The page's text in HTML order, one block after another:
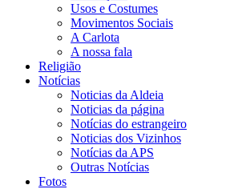
Usos e Costumes
Movimentos Sociais
A Carlota
A nossa fala
Religião
Notícias
Noticias da Aldeia
Noticias da página
Notícias do estrangeiro
Noticias dos Vizinhos
Notícias da APS
Outras Notícias
Fotos